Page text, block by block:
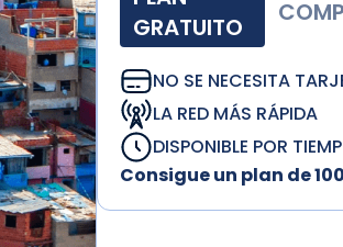
GRATUITO
NO SE NECESITA
LA RED MÁS RÁPIDA
DISPONIBLE POR
Consigue un plan de